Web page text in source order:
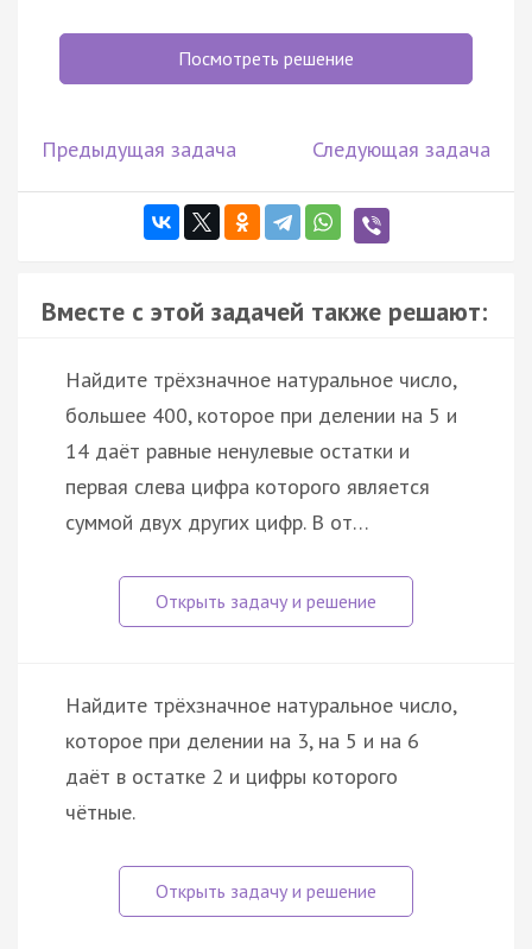
Посмотреть решение
Предыдущая задача Следующая задача
Вместе с этой задачей также решают:
Найдите трёхзначное натуральное число,
большее 400, которое при делении на 5 и
14 даёт равные ненулевые остатки и
первая слева цифра которого является
суммой двух других цифр. В от…
Найдите трёхзначное натуральное число,
которое при делении на 3, на 5 и на 6
даёт в остатке 2 и цифры которого
чётные.